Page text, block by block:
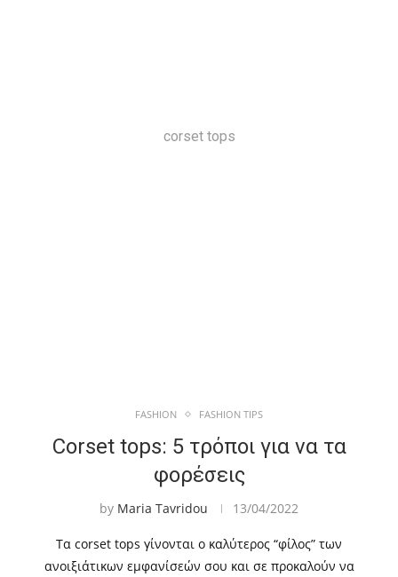
corset tops
FASHION FASHION TIPS
Corset tops: 5 τρόποι για να τα
φορέσεις
by Maria Tavridou 13/04/2022
Τα corset tops γίνονται ο καλύτερος “φίλος” των
ανοιξιάτικων εμφανίσεών σου και σε προκαλούν να